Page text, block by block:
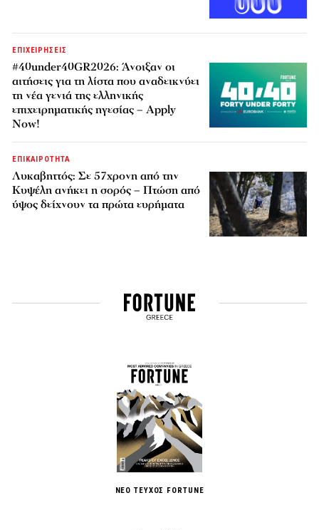
ΕΠΙΧΕΙΡΗΣΕΙΣ
#40under40GR2026: Άνοιξαν οι
αιτήσεις για τη λίστα που αναδεικνύει
τη νέα γενιά της ελληνικής
επιχειρηματικής ηγεσίας – Apply
Now!
ΕΠΙΚΑΙΡΟΤΗΤΑ
Λυκαβηττός: Σε 57χρονη από την
Κυψέλη ανήκει η σορός – Πτώση από
ύψος δείχνουν τα πρώτα ευρήματα
ΝΕΟ ΤΕΥΧΟΣ FORTUNE